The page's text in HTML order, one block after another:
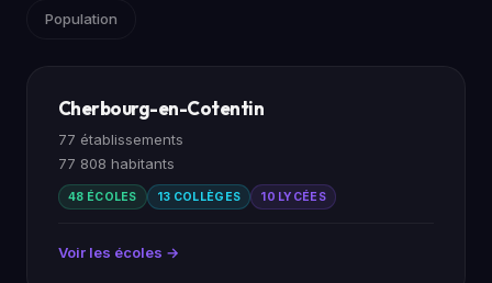
Population
Cherbourg-en-Cotentin
77 établissements
77 808 habitants
48 ÉCOLES 13 COLLÈGES 10 LYCÉES
Voir les écoles →